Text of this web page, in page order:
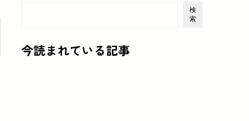
検
索
今読まれている記事